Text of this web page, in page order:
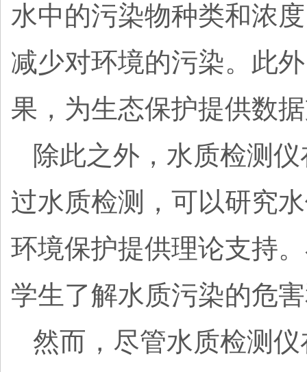
水中的污染物种类和浓
减少对环境的污染。此
果，为生态保护提供数
除此之外，水质检测
过水质检测，可以研究
环境保护提供理论支持
学生了解水质污染的危
然而，尽管水质检测